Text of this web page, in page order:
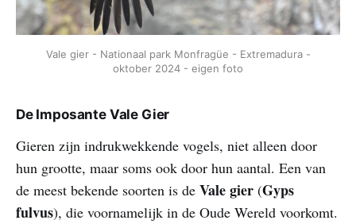
Vale gier - Nationaal park Monfragüe - Extremadura -
oktober 2024 - eigen foto
De Imposante Vale Gier
Gieren zijn indrukwekkende vogels, niet alleen door
hun grootte, maar soms ook door hun aantal. Een van
de meest bekende soorten is de Vale gier (Gyps
fulvus), die voornamelijk in de Oude Wereld voorkomt.